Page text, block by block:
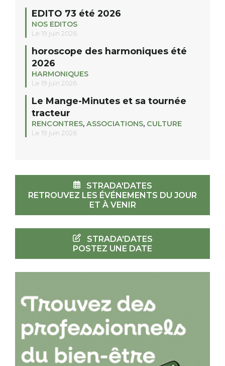
EDITO 73 été 2026
NOS EDITOS
Le 19 juin 2026
horoscope des harmoniques été
2026
HARMONIQUES
Le 19 juin 2026
Le Mange-Minutes et sa tournée
tracteur
RENCONTRES, ASSOCIATIONS, CULTURE
Le 19 juin 2026
STRADA'DATES
RETROUVEZ LES ÉVÉNEMENTS DU JOUR
ET À VENIR
STRADA'DATES
POSTEZ UNE DATE